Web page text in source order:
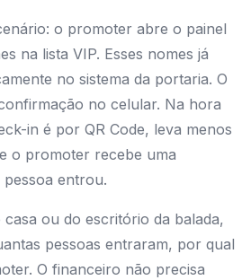
o promoter abre o painel
na lista VIP. Esses nomes já
no sistema da portaria. O
no celular. Na hora
in é por QR Code, leva menos
o promoter recebe uma
entrou.
ou do escritório da balada,
pessoas entraram, por qual
O financeiro não precisa